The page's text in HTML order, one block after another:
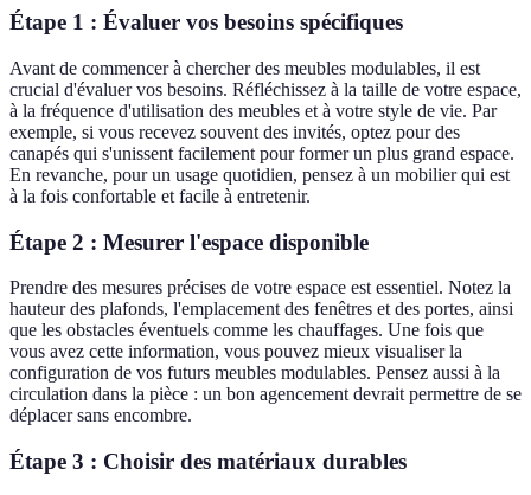
Étape 1 : Évaluer vos besoins spécifiques
Avant de commencer à chercher des meubles modulables, il est
crucial d'évaluer vos besoins. Réfléchissez à la taille de votre espace,
à la fréquence d'utilisation des meubles et à votre style de vie. Par
exemple, si vous recevez souvent des invités, optez pour des
canapés qui s'unissent facilement pour former un plus grand espace.
En revanche, pour un usage quotidien, pensez à un mobilier qui est
à la fois confortable et facile à entretenir.
Étape 2 : Mesurer l'espace disponible
Prendre des mesures précises de votre espace est essentiel. Notez la
hauteur des plafonds, l'emplacement des fenêtres et des portes, ainsi
que les obstacles éventuels comme les chauffages. Une fois que
vous avez cette information, vous pouvez mieux visualiser la
configuration de vos futurs meubles modulables. Pensez aussi à la
circulation dans la pièce : un bon agencement devrait permettre de se
déplacer sans encombre.
Étape 3 : Choisir des matériaux durables